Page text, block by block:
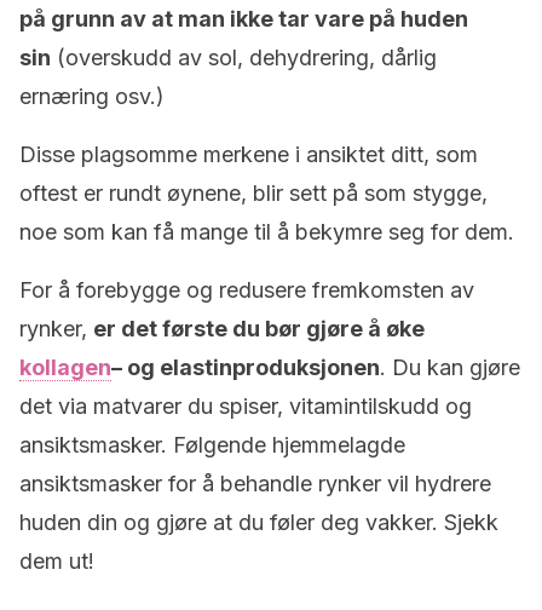
på grunn av at man ikke tar vare på huden
sin (overskudd av sol, dehydrering, dårlig
ernæring osv.)
Disse plagsomme merkene i ansiktet ditt, som
oftest er rundt øynene, blir sett på som stygge,
noe som kan få mange til å bekymre seg for dem.
For å forebygge og redusere fremkomsten av
rynker, er det første du bør gjøre å øke
kollagen– og elastinproduksjonen. Du kan gjøre
det via matvarer du spiser, vitamintilskudd og
ansiktsmasker. Følgende hjemmelagde
ansiktsmasker for å behandle rynker vil hydrere
huden din og gjøre at du føler deg vakker. Sjekk
dem ut!